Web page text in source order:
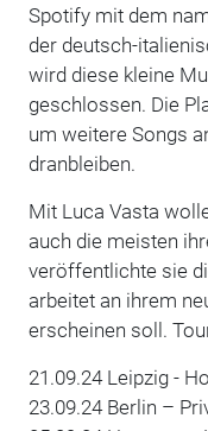
Spotify mit dem
der deutsch-
wird diese kleine
geschlossen. Die
um weitere Songs
dranbleiben.
Mit Luca Vasta
auch die meisten
veröffentlichte sie
arbeitet an ihrem
erscheinen soll.
21.09.24 Leipzig -
23.09.24 Berlin –